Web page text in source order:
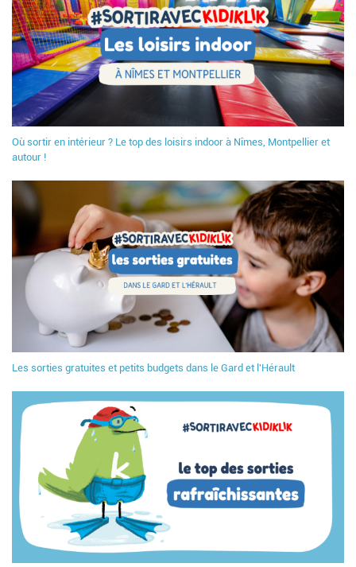
Où sortir en intérieur ? Le top des loisirs indoor à Nîmes, Montpellier et
autour !
Les sorties gratuites et petits budgets dans le Gard et l'Hérault